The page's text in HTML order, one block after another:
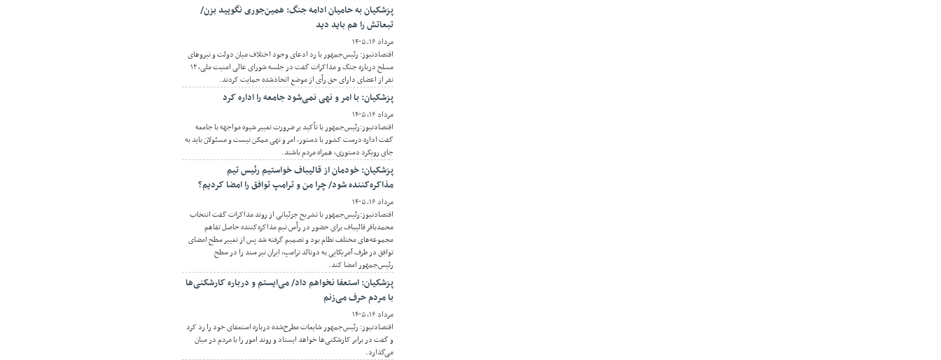
پزشکیان به حامیان ادامه جنگ: همین‌جوری نگویید بزن/
تبعاتش را هم باید دید
مرداد ۱۶, ۱۴۰۵
اقتصادنیوز: رئیس‌جمهور با رد ادعای وجود اختلاف میان دولت و نیروهای
مسلح درباره جنگ و مذاکرات گفت در جلسه شورای عالی امنیت ملی، ۱۲
نفر از اعضای دارای حق رأی از موضع اتخاذشده حمایت کردند.
پزشکیان: با امر و نهی نمی‌شود جامعه را اداره کرد
مرداد ۱۶, ۱۴۰۵
اقتصادنیوز:رئیس‌جمهور با تأکید بر ضرورت تغییر شیوه مواجهه با جامعه
گفت اداره درست کشور با دستور، امر و نهی ممکن نیست و مسئولان باید به
جای رویکرد دستوری، همراه مردم باشند.
پزشکیان: خودمان از قالیباف خواستیم رئیس تیم
مذاکره‌کننده شود/ چرا من و ترامپ توافق را امضا کردیم؟
مرداد ۱۶, ۱۴۰۵
اقتصادنیوز:رئیس‌جمهور با تشریح جزئیاتی از روند مذاکرات گفت انتخاب
محمدباقر قالیباف برای حضور در رأس تیم مذاکره‌کننده حاصل تفاهم
مجموعه‌های مختلف نظام بود و تصمیم گرفته شد پس از تغییر سطح امضای
توافق در طرف آمریکایی به دونالد ترامپ، ایران نیز سند را در سطح
رئیس‌جمهور امضا کند.
پزشکیان: استعفا نخواهم داد/ می‌ایستم و درباره کارشکنی‌ها
با مردم حرف می‌زنم
مرداد ۱۶, ۱۴۰۵
اقتصادنیوز: رئیس‌جمهور شایعات مطرح‌شده درباره استعفای خود را رد کرد
و گفت در برابر کارشکنی‌ها خواهد ایستاد و روند امور را با مردم در میان
می‌گذارد.